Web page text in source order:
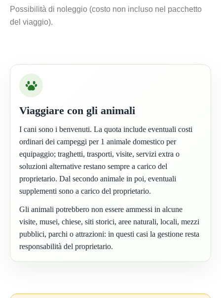
Possibilità di noleggio (costo non incluso nel pacchetto
del viaggio).
Viaggiare con gli animali
I cani sono i benvenuti. La quota include eventuali costi
ordinari dei campeggi per 1 animale domestico per
equipaggio; traghetti, trasporti, visite, servizi extra o
soluzioni alternative restano sempre a carico del
proprietario. Dal secondo animale in poi, eventuali
supplementi sono a carico del proprietario.
Gli animali potrebbero non essere ammessi in alcune
visite, musei, chiese, siti storici, aree naturali, locali, mezzi
pubblici, parchi o attrazioni: in questi casi la gestione resta
responsabilità del proprietario.